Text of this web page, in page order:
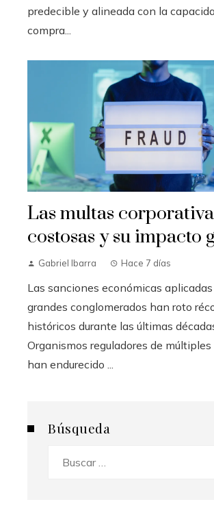
predecible y alineada con la
compra...
Las multas
costosas y su impacto
Gabriel Ibarra Hace 7 días
Las sanciones económicas
grandes conglomerados han roto
históricos durante las últimas
Organismos reguladores de
han endurecido ...
Búsqueda